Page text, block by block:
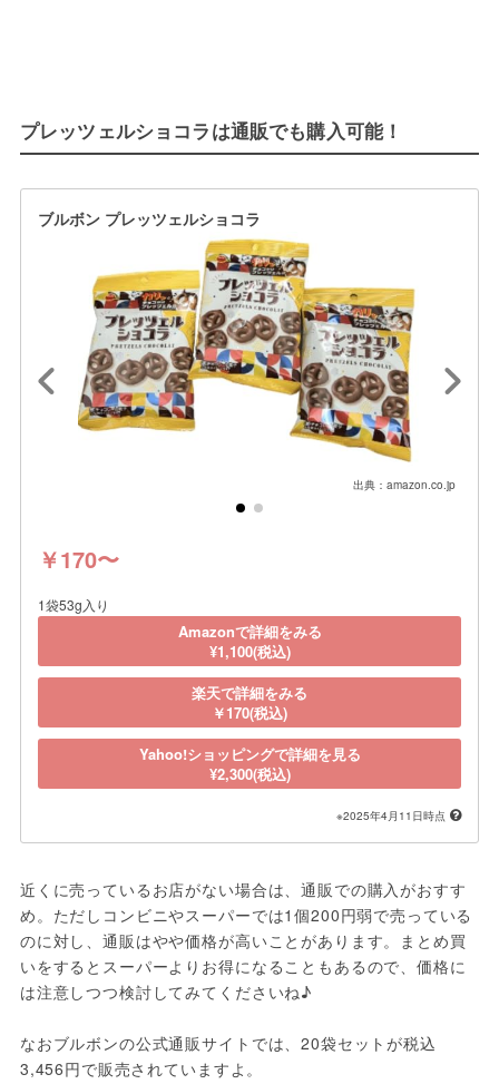
プレッツェルショコラは通販でも購入可能！
ブルボン プレッツェルショコラ
出典：amazon.co.jp
￥170〜
1袋53g入り
Amazonで詳細をみる
¥1,100(税込)
楽天で詳細をみる
￥170(税込)
Yahoo!ショッピングで詳細を見る
¥2,300(税込)
※2025年4月11日時点
近くに売っているお店がない場合は、通販での購入がおすす
め。ただしコンビニやスーパーでは1個200円弱で売っている
のに対し、通販はやや価格が高いことがあります。まとめ買
いをするとスーパーよりお得になることもあるので、価格に
は注意しつつ検討してみてくださいね♪
なおブルボンの公式通販サイトでは、20袋セットが税込
3,456円で販売されていますよ。